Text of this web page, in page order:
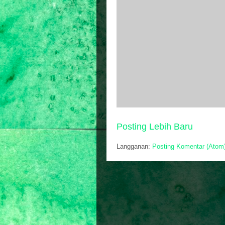
Posting Lebih Baru
Langganan: Posting Komentar